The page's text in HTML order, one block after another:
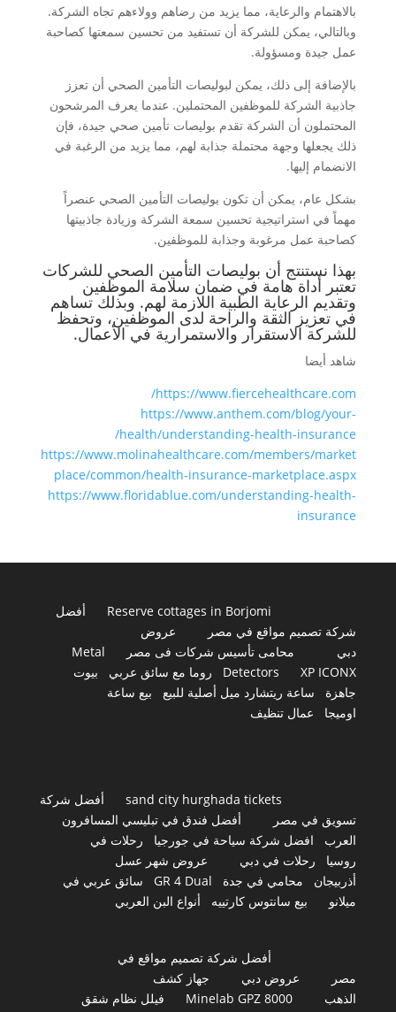
بالاهتمام والرعاية، مما يزيد من رضاهم وولاءهم تجاه الشركة.
وبالتالي، يمكن للشركة أن تستفيد من تحسين سمعتها كصاحبة
عمل جيدة ومسؤولة.
بالإضافة إلى ذلك، يمكن لبوليصات التأمين الصحي أن تعزز
جاذبية الشركة للموظفين المحتملين. عندما يعرف المرشحون
المحتملون أن الشركة تقدم بوليصات تأمين صحي جيدة، فإن
ذلك يجعلها وجهة محتملة جذابة لهم، مما يزيد من الرغبة في
الانضمام إليها.
بشكل عام، يمكن أن تكون بوليصات التأمين الصحي عنصراً
مهماً في استراتيجية تحسين سمعة الشركة وزيادة جاذبيتها
كصاحبة عمل مرغوبة وجذابة للموظفين.
بهذا نستنتج أن بوليصات التأمين الصحي للشركات
تعتبر أداة هامة في ضمان سلامة الموظفين
وتقديم الرعاية الطبية اللازمة لهم. وبذلك تساهم
في تعزيز الثقة والراحة لدى الموظفين، وتحفظ
للشركة الاستقرار والاستمرارية في الأعمال.
شاهد أيضا
https://www.fiercehealthcare.com/
https://www.anthem.com/blog/your-
health/understanding-health-insurance/
https://www.molinahealthcare.com/members/market
place/common/health-insurance-marketplace.aspx
https://www.floridablue.com/understanding-health-
insurance
Reserve cottages in Borjomi
أفضل
شركة تصميم مواقع في مصر
عروض
دبي
محامى تأسيس شركات فى مصر
Metal
Detectors
XP ICONX روما مع سائق عربي
بيوت
جاهزة
ساعة ريتشارد ميل أصلية للبيع
بيع ساعة
اوميجا
عمال تنظيف
sand city hurghada tickets
أفضل شركة
تسويق في مصر
أفضل فندق في تبليسي المسافرون
العرب
افضل شركة سياحة في جورجيا
رحلات في
روسيا
رحلات في دبي
عروض شهر عسل
أذربيجان
محامي في جدة GR 4 Dual
سائق عربي في
ميلانو
بيع سانتوس كارتييه أنواع البن العربي
أفضل شركة تصميم مواقع في
مصر
عروض دبي
جهاز كشف
الذهب
Minelab GPZ 8000
فيلل نظام شقق